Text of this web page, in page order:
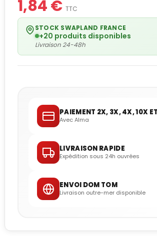
1,84 € TTC
STOCK SWAPLAND FRANCE
+20 produits disponibles
Livraison 24-48h
PAIEMENT 2X, 3X, 4X, 10X
Avec Alma
LIVRAISON RAPIDE
Expédition sous 24h ouvrées
ENVOI DOM TOM
Livraison outre-mer disponible